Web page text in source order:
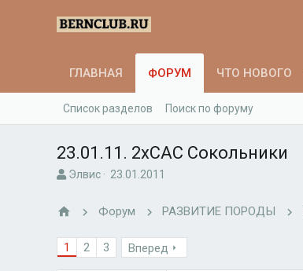
ГЛАВНАЯ ФОРУМ ЧТО НОВОГО
Список разделов Поиск по форуму
23.01.11. 2хСАС Сокольники
А
о
Элвис
Д
а
23.01.2011
Форум РАЗВИТИЕ ПОРОДЫ
1 2 3 Вперед